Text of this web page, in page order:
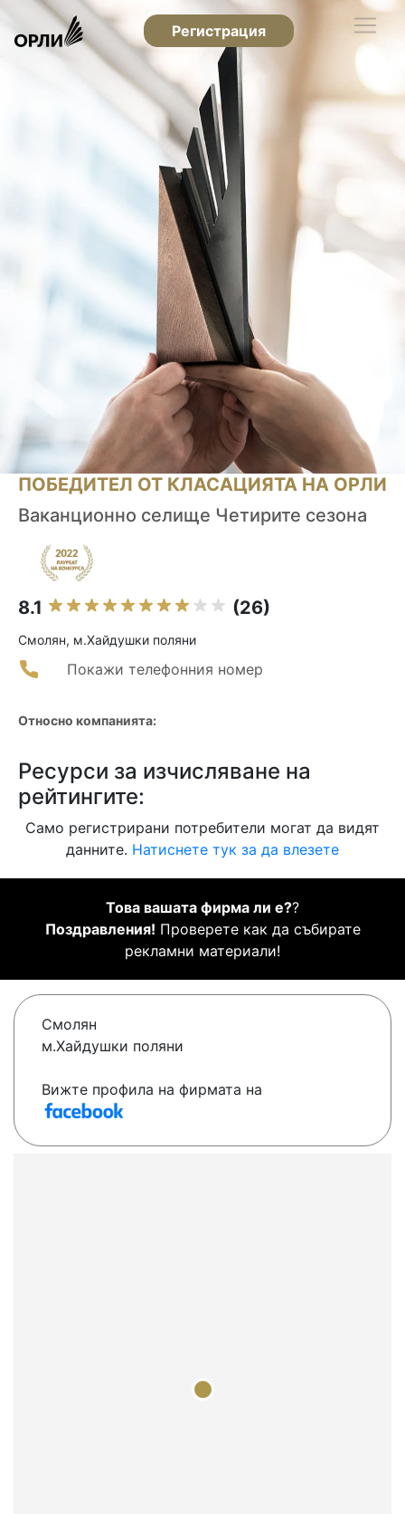
Регистрация
ПОБЕДИТЕЛ ОТ КЛАСАЦИЯТА НА ОРЛИ
Ваканционно селище Четирите сезона
8.1 (26)
Смолян, м.Хайдушки поляни
Покажи телефонния номер
Относно компанията:
Ресурси за изчисляване на
рейтингите:
Само регистрирани потребители могат да видят
данните. Натиснете тук за да влезете
Това вашата фирма ли е??
Поздравления! Проверете как да събирате
рекламни материали!
Смолян
м.Хайдушки поляни
Вижте профила на фирмата на